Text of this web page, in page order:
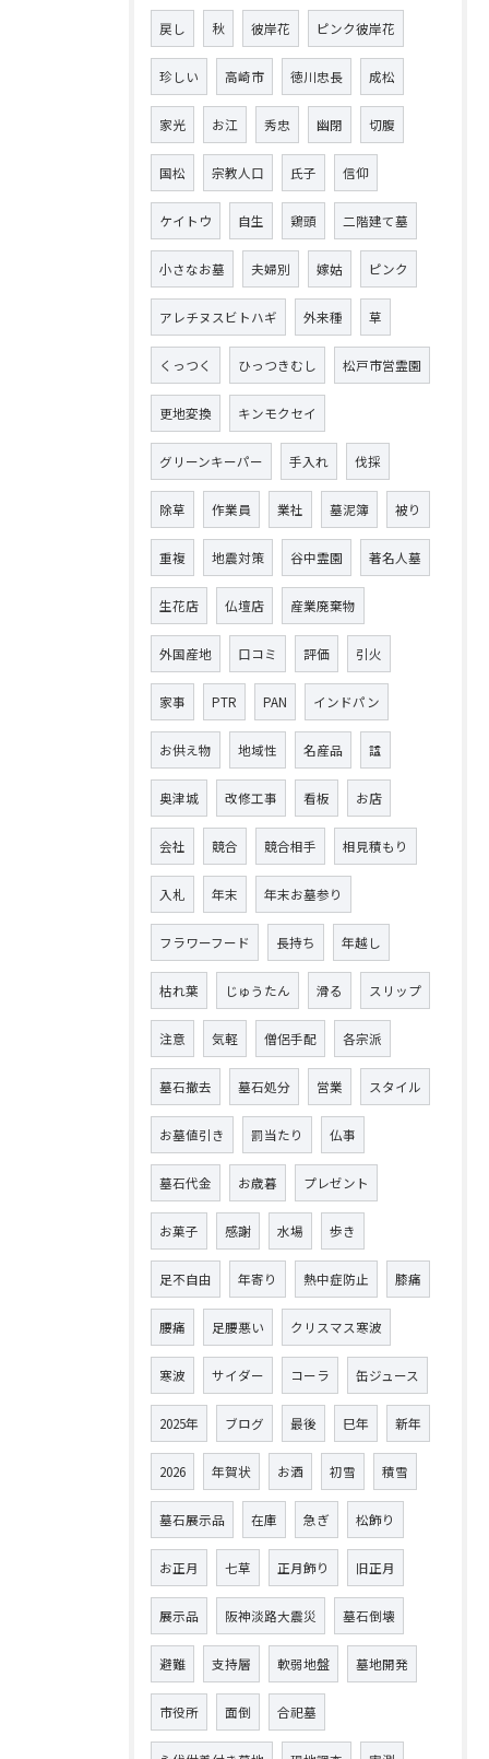
戻し 秋 彼岸花 ピンク彼岸花
珍しい 高崎市 徳川忠長 成松
家光 お江 秀忠 幽閉 切腹
国松 宗教人口 氏子 信仰
ケイトウ 自生 鶏頭 二階建て墓
小さなお墓 夫婦別 嫁姑 ピンク
アレチヌスビトハギ 外来種 草
くっつく ひっつきむし 松戸市営霊園
更地変換 キンモクセイ
グリーンキーパー 手入れ 伐採
除草 作業員 業社 墓泥簿 被り
重複 地震対策 谷中霊園 著名人墓
生花店 仏壇店 産業廃棄物
外国産地 口コミ 評価 引火
家事 PTR PAN インドパン
お供え物 地域性 名産品 諡
奥津城 改修工事 看板 お店
会社 競合 競合相手 相見積もり
入札 年末 年末お墓参り
フラワーフード 長持ち 年越し
枯れ葉 じゅうたん 滑る スリップ
注意 気軽 僧侶手配 各宗派
墓石撤去 墓石処分 営業 スタイル
お墓値引き 罰当たり 仏事
墓石代金 お歳暮 プレゼント
お菓子 感謝 水場 歩き
足不自由 年寄り 熱中症防止 膝痛
腰痛 足腰悪い クリスマス寒波
寒波 サイダー コーラ 缶ジュース
2025年 ブログ 最後 巳年 新年
2026 年賀状 お酒 初雪 積雪
墓石展示品 在庫 急ぎ 松飾り
お正月 七草 正月飾り 旧正月
展示品 阪神淡路大震災 墓石倒壊
避難 支持層 軟弱地盤 墓地開発
市役所 面倒 合祀墓